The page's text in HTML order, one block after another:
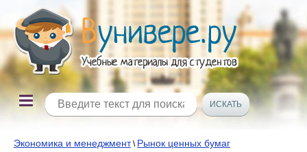
Экономика и менеджмент\ Рынок ценных бумаг